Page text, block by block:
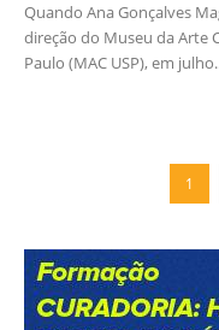
Quando Ana Gonçalves
direção do Museu da Arte
Paulo (MAC USP), em
1